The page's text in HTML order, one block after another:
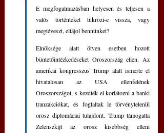
E megfogalmazásban helyesen és teljesen a
valós történteket tükrözi-e vissza, vagy
megtéveszt, eltájol bennünket?
Elnöksége alatt ötven esetben hozott
büntetőintézkedéseket Oroszország ellen. Az
amerikai kongresszus Trump alatt ismerte el
hivatalosan az USA ellenfelének
Oroszországot, s kezdték el korlátozni a banki
tranzakciókat, és foglaltak le törvénytelenül
orosz diplomáciai tulajdont. Trump támogatta
Zelenszkijt az orosz kisebbség elleni